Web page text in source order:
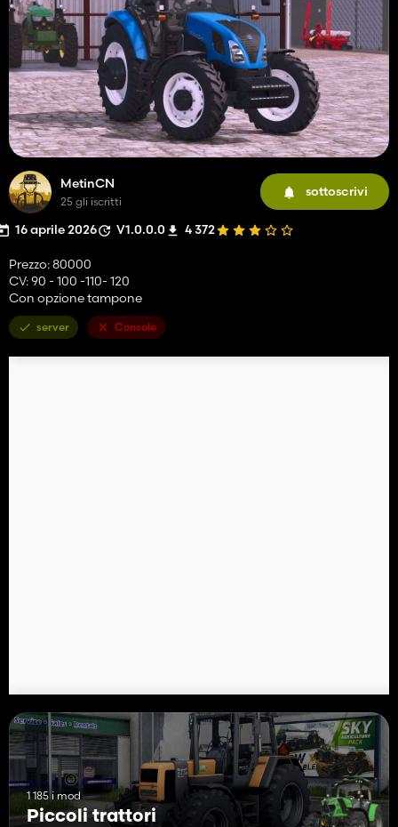
MetinCN
25 gli iscritti
sottoscrivi
16 aprile 2026 V1.0.0.0 4 372
Prezzo: 80000
CV: 90 - 100 -110- 120
Con opzione tampone
server Console
1 185 i mod
Piccoli trattori